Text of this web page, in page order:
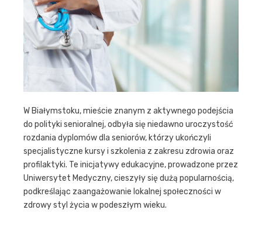
W Białymstoku, mieście znanym z aktywnego podejścia
do polityki senioralnej, odbyła się niedawno uroczystość
rozdania dyplomów dla seniorów, którzy ukończyli
specjalistyczne kursy i szkolenia z zakresu zdrowia oraz
profilaktyki. Te inicjatywy edukacyjne, prowadzone przez
Uniwersytet Medyczny, cieszyły się dużą popularnością,
podkreślając zaangażowanie lokalnej społeczności w
zdrowy styl życia w podeszłym wieku.